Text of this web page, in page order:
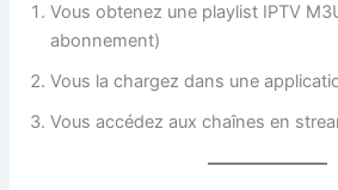
Vous obtenez une playlist IPTV
abonnement)
Vous la chargez dans une
Vous accédez aux chaînes en